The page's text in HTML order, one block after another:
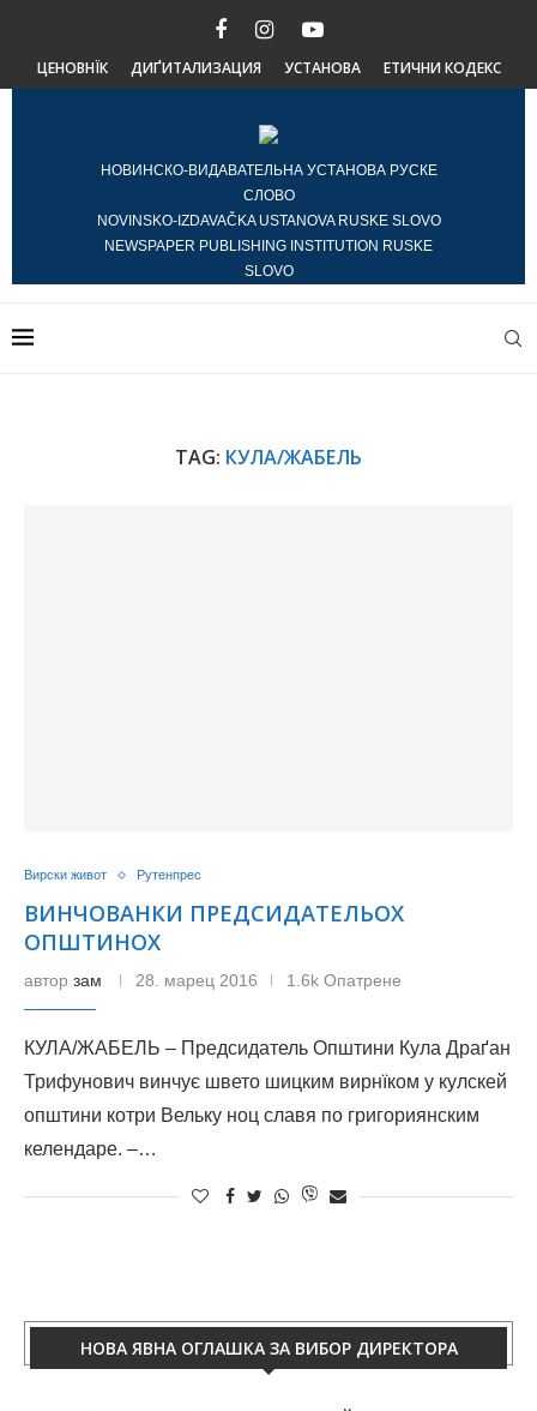
ЦЕНОВНЇК ДИҐИТАЛИЗАЦИЯ УСТАНОВА ЕТИЧНИ КОДЕКС
НОВИНСКО-ВИДАВАТЕЛЬНА УСТАНОВА РУСКЕ
СЛОВО
NOVINSKO-IZDAVAČKA USTANOVA RUSKE SLOVO
NEWSPAPER PUBLISHING INSTITUTION RUSKE
SLOVO
TAG: КУЛА/ЖАБЕЛЬ
Вирски живот Рутенпрес
ВИНЧОВАНКИ ПРЕДСИДАТЕЛЬОХ
ОПШТИНОХ
автор зам 28. марец 2016 1.6k Опатрене
КУЛА/ЖАБЕЛЬ – Предсидатель Општини Кула Драґан
Трифунович винчує швето шицким вирнїком у кулскей
општини котри Вельку ноц славя по григориянским
келендаре. –…
НОВА ЯВНА ОГЛАШКА ЗА ВИБОР ДИРЕКТОРА